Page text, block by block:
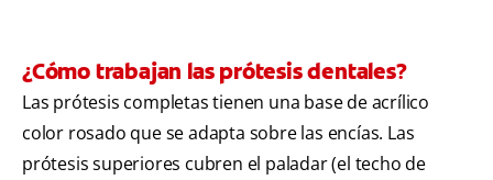
¿Cómo trabajan las prótesis dentales?
Las prótesis completas tienen una base de acrílico
color rosado que se adapta sobre las encías. Las
prótesis superiores cubren el paladar (el techo de